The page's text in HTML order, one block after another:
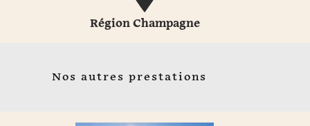
Région Champagne
Nos autres prestations